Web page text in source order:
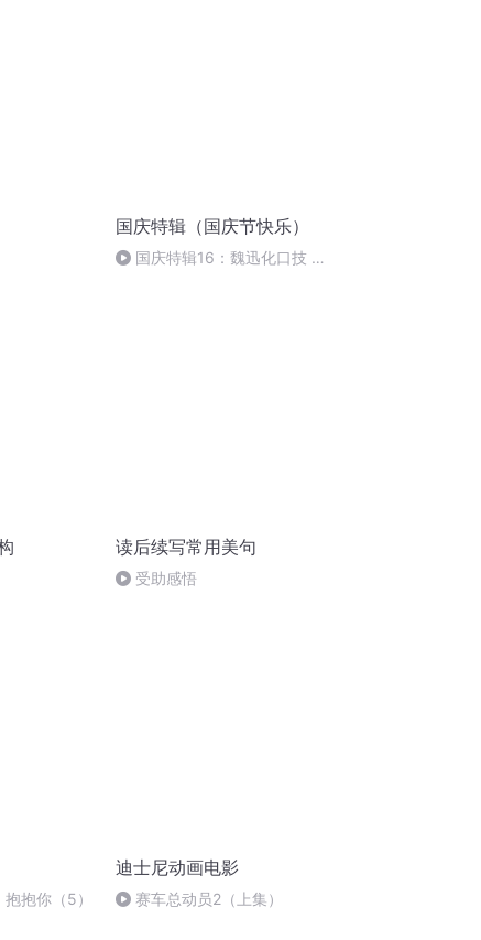
国庆特辑（国庆节快乐）
国庆特辑16：魏迅化口技 二
读后续写常用美句
受助感悟
抱你（5）
迪士尼动画电影
赛车总动员2（上集）